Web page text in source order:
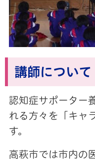
講師について
認知症サポーター
れる方々を「キャ
す。
高萩市では市内の